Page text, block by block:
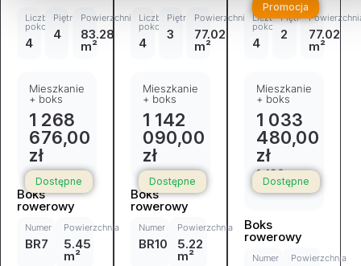
Dostępne
Liczba
pokoi
4
Piętro
4
Powierzchnia
83.28
m²
Mieszkanie
+ boks
1 268
676,00
zł
Boks
rowerowy
Numer
BR7
Powierzchnia
5.45
m²
Dostępne
Liczba
pokoi
4
Piętro
3
Powierzchnia
77.02
m²
Mieszkanie
+ boks
1 142
090,00
zł
Boks
rowerowy
Numer
BR10
Powierzchnia
5.22
m²
Dostępne
Promocja
Liczba
pokoi
4
Piętro
2 77.02
m²
Mieszkanie
+ boks
1 033
480,00
zł
1 126
739,00 zł
Boks
rowerowy
Numer Powierzchnia